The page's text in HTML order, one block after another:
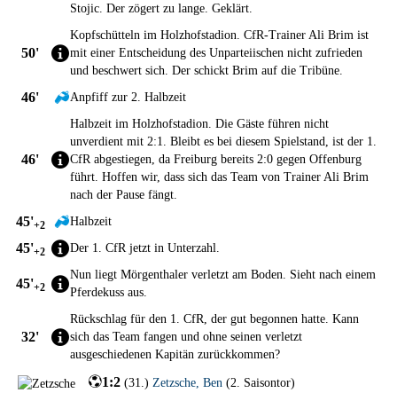
Stojic. Der zögert zu lange. Geklärt.
50'
Kopfschütteln im Holzhofstadion. CfR-Trainer Ali Brim ist
mit einer Entscheidung des Unparteiischen nicht zufrieden
und beschwert sich. Der schickt Brim auf die Tribüne.
46' Anpfiff zur 2. Halbzeit
46'
Halbzeit im Holzhofstadion. Die Gäste führen nicht
unverdient mit 2:1. Bleibt es bei diesem Spielstand, ist der 1.
CfR abgestiegen, da Freiburg bereits 2:0 gegen Offenburg
führt. Hoffen wir, dass sich das Team von Trainer Ali Brim
nach der Pause fängt.
45'+2 Halbzeit
45'+2 Der 1. CfR jetzt in Unterzahl.
45'+2
Nun liegt Mörgenthaler verletzt am Boden. Sieht nach einem
Pferdekuss aus.
32'
Rückschlag für den 1. CfR, der gut begonnen hatte. Kann
sich das Team fangen und ohne seinen verletzt
ausgeschiedenen Kapitän zurückkommen?
1:2 (31.) Zetzsche, Ben (2. Saisontor)